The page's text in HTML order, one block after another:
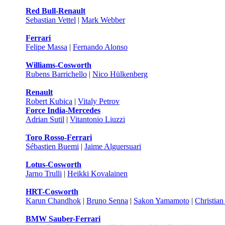
Red Bull-Renault
Sebastian Vettel | Mark Webber
Ferrari
Felipe Massa | Fernando Alonso
Williams-Cosworth
Rubens Barrichello | Nico Hülkenberg
Renault
Robert Kubica | Vitaly Petrov
Force India-Mercedes
Adrian Sutil | Vitantonio Liuzzi
Toro Rosso-Ferrari
Sébastien Buemi | Jaime Alguersuari
Lotus-Cosworth
Jarno Trulli | Heikki Kovalainen
HRT-Cosworth
Karun Chandhok | Bruno Senna | Sakon Yamamoto |
BMW Sauber-Ferrari